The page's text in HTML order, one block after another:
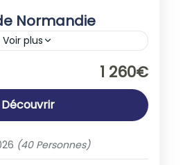
Normandie
Voir plus
1 260€
Découvrir
(40 Personnes)